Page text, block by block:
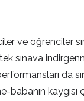
ve öğrenciler
sınava
da
babanın